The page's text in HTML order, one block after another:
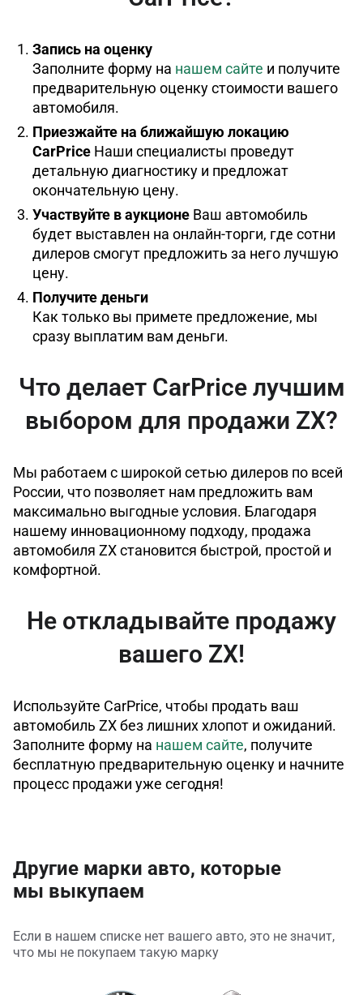
Запись на оценку
Заполните форму на нашем сайте и получите
предварительную оценку стоимости вашего
автомобиля.
Приезжайте на ближайшую локацию
CarPrice Наши специалисты проведут
детальную диагностику и предложат
окончательную цену.
Участвуйте в аукционе Ваш автомобиль
будет выставлен на онлайн-торги, где сотни
дилеров смогут предложить за него лучшую
цену.
Получите деньги
Как только вы примете предложение, мы
сразу выплатим вам деньги.
Что делает CarPrice лучшим
выбором для продажи ZX?
Мы работаем с широкой сетью дилеров по всей
России, что позволяет нам предложить вам
максимально выгодные условия. Благодаря
нашему инновационному подходу, продажа
автомобиля ZX становится быстрой, простой и
комфортной.
Не откладывайте продажу
вашего ZX!
Используйте CarPrice, чтобы продать ваш
автомобиль ZX без лишних хлопот и ожиданий.
Заполните форму на нашем сайте, получите
бесплатную предварительную оценку и начните
процесс продажи уже сегодня!
Другие марки авто, которые
мы выкупаем
Если в нашем списке нет вашего авто, это не значит,
что мы не покупаем такую марку